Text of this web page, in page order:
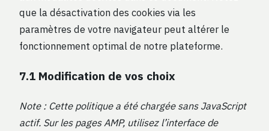
que la désactivation des cookies via les
paramètres de votre navigateur peut altérer le
fonctionnement optimal de notre plateforme.
7.1 Modification de vos choix
Note : Cette politique a été chargée sans JavaScript
actif. Sur les pages AMP, utilisez l’interface de